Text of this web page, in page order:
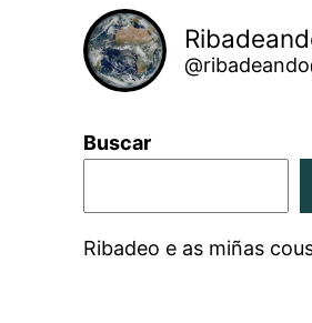
Buscar
Ribadeo e as miñas